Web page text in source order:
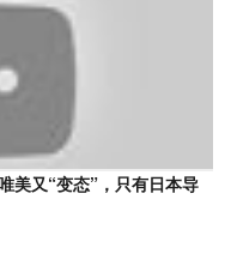
美又“变态”，只有日本导